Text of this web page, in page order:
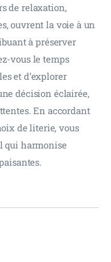
de relaxation,
ouvrent la voie à un
à préserver
vous le temps
et d’explorer
décision éclairée,
En accordant
de literie, vous
qui harmonise